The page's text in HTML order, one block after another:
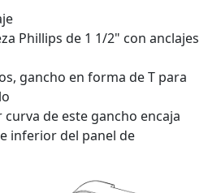
Phillips de 1 1/2" con anclajes
gancho en forma de T para
de este gancho encaja
inferior del panel de